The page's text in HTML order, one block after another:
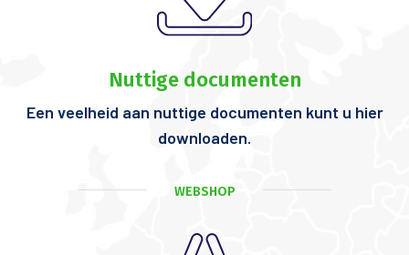
Nuttige documenten
Een veelheid aan nuttige documenten kunt u hier
downloaden.
WEBSHOP